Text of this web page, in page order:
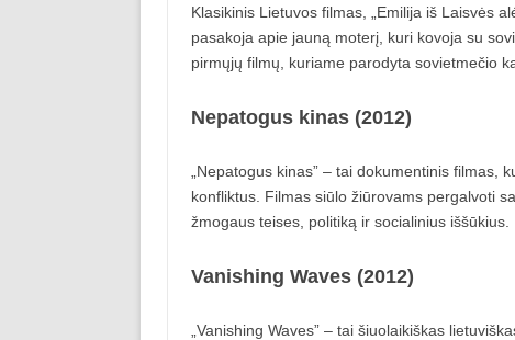
Klasikinis Lietuvos filmas, „Emilija iš Laisvės
pasakoja apie jauną moterį, kuri kovoja su
pirmųjų filmų, kuriame parodyta sovietmečio
Nepatogus kinas (2012)
„Nepatogus kinas” – tai dokumentinis
konfliktus. Filmas siūlo žiūrovams pergalvoti
žmogaus teises, politiką ir socialinius iššūkius.
Vanishing Waves (2012)
„Vanishing Waves” – tai šiuolaikiškas